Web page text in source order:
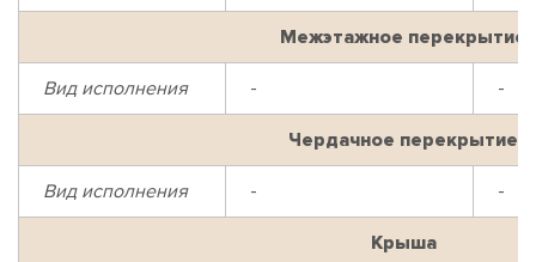
Межэтажное перекрытие
Вид исполнения - -
Чердачное перекрытие
Вид исполнения - -
Крыша